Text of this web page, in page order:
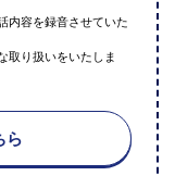
内容を録音させていた
取り扱いをいたしま
ら